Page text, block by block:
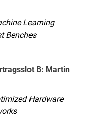
Learning
Benches
B: Martin
Hardware